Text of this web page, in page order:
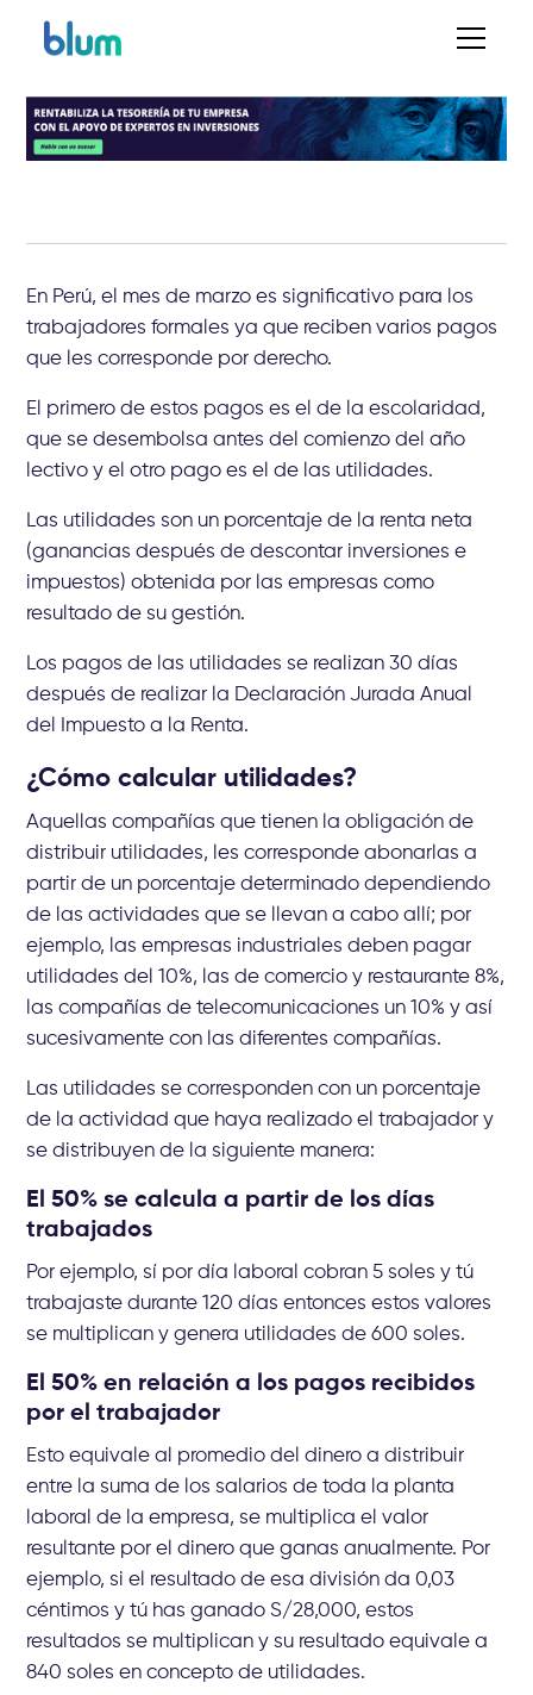
En Perú, el mes de marzo es significativo para los
trabajadores formales ya que reciben varios pagos
que les corresponde por derecho.
El primero de estos pagos es el de la escolaridad,
que se desembolsa antes del comienzo del año
lectivo y el otro pago es el de las utilidades.
Las utilidades son un porcentaje de la renta neta
(ganancias después de descontar inversiones e
impuestos) obtenida por las empresas como
resultado de su gestión.
Los pagos de las utilidades se realizan 30 días
después de realizar la Declaración Jurada Anual
del Impuesto a la Renta.
¿Cómo calcular utilidades?
Aquellas compañías que tienen la obligación de
distribuir utilidades, les corresponde abonarlas a
partir de un porcentaje determinado dependiendo
de las actividades que se llevan a cabo allí; por
ejemplo, las empresas industriales deben pagar
utilidades del 10%, las de comercio y restaurante 8%,
las compañías de telecomunicaciones un 10% y así
sucesivamente con las diferentes compañías.
Las utilidades se corresponden con un porcentaje
de la actividad que haya realizado el trabajador y
se distribuyen de la siguiente manera:
El 50% se calcula a partir de los días
trabajados
Por ejemplo, sí por día laboral cobran 5 soles y tú
trabajaste durante 120 días entonces estos valores
se multiplican y genera utilidades de 600 soles.
El 50% en relación a los pagos recibidos
por el trabajador
Esto equivale al promedio del dinero a distribuir
entre la suma de los salarios de toda la planta
laboral de la empresa, se multiplica el valor
resultante por el dinero que ganas anualmente. Por
ejemplo, si el resultado de esa división da 0,03
céntimos y tú has ganado S/28,000, estos
resultados se multiplican y su resultado equivale a
840 soles en concepto de utilidades.